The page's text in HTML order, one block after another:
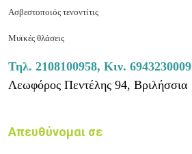
Ασβεστοποιός τενοντίτις
Μυϊκές θλάσεις
Τηλ. 2108100958, Κιν. 6943230009
Λεωφόρος Πεντέλης 94, Βριλήσσια
Απευθύνομαι σε